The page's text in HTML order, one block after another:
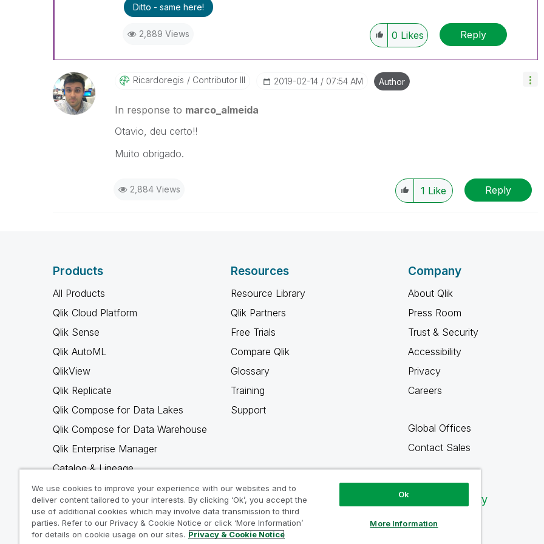
Ditto - same here!
2,889 Views 0 Likes Reply
Ricardoregis Contributor III ‎2019-02-14 07:54 AM Author
In response to marco_almeida
Otavio, deu certo!!
Muito obrigado.
2,884 Views 1 Like Reply
Products
All Products
Qlik Cloud Platform
Qlik Sense
Qlik AutoML
QlikView
Qlik Replicate
Qlik Compose for Data Lakes
Qlik Compose for Data Warehouse
Qlik Enterprise Manager
Catalog & Lineage
Qlik Gold Client
Why Qlik
Resources
Resource Library
Qlik Partners
Free Trials
Compare Qlik
Glossary
Training
Support
Company
About Qlik
Press Room
Trust & Security
Accessibility
Privacy
Careers
Global Offices
Contact Sales
Qlik Community
We use cookies to improve your experience with our websites and to
deliver content tailored to your interests. By clicking ‘Ok’, you accept the
use of additional cookies which may involve data transmission to third
parties. Refer to our Privacy & Cookie Notice or click ‘More Information’
for details on cookie usage on our sites. Privacy & Cookie Notice
Ok
More Information